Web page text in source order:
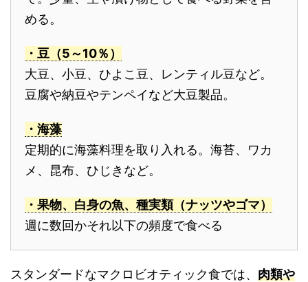
める。
・豆（5～10％）
大豆、小豆、ひよこ豆、レンティル豆など。
豆腐や納豆やテンペイなど大豆製品。
・海藻
定期的に海藻料理を取り入れる。海苔、ワカ
メ、昆布、ひじきなど。
・果物、白身の魚、種実類（ナッツやゴマ）
週に数回かそれ以下の頻度で食べる
スタンダードなマクロビオティック食では、 肉類や